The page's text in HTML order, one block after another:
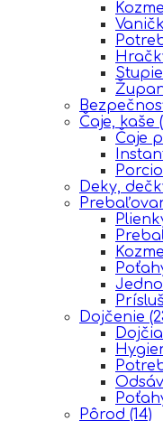
Čaje, kaše
Čaje
Deky,
Dojčenie
Pôrod (14)